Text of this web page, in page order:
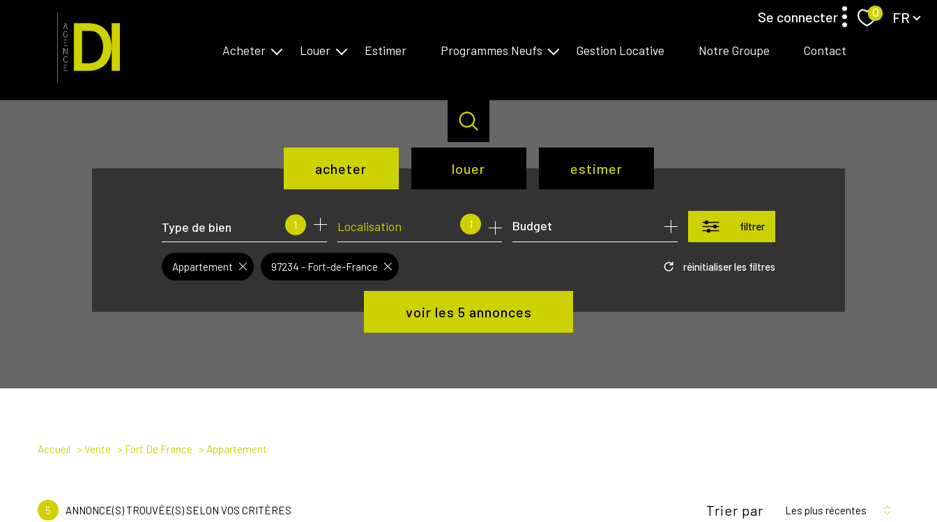
se connecter
espace propriétaire/ Locataire gestion Locative
espace propriétaire transaction
0 FR
Acheter Louer Estimer Programmes Neufs Gestion Locative Notre Groupe Contact
acheter
de l'ancien
louer
à l'année
de l'immo pro
estimer
Type de bien 1 1
Localisation Budget filtrer
voir les 5 annonces
Appartement 97234 - Fort-de-France réinitialiser les filtres
Accueil Vente Fort De France Appartement
5 ANNONCE(S) TROUVÉE(S) SELON VOS CRITÈRES Trier par Les plus récentes